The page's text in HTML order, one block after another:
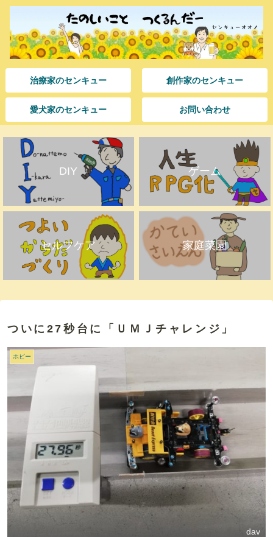
治療家のセンキュー 創作家のセンキュー
愛犬家のセンキュー お問い合わせ
DIY ゲーム
セルフケア 家庭菜園
ついに27秒台に「ＵＭＪチャレンジ」
ホビー
dav